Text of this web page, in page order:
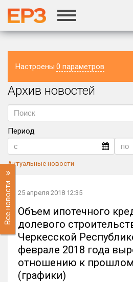
Настроены 0 параметров
Регион
Архив новостей
Период
Актуальные новости
Все новости 25 апреля 2018 12:35
Объем ипотечного
долевого
Черкесской
феврале 2018 года
отношению к
(графики)